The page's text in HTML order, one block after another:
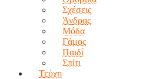
Σχέσεις
Άνδρας
Μόδα
Γάμος
Παιδί
Σπίτι
Τεύχη